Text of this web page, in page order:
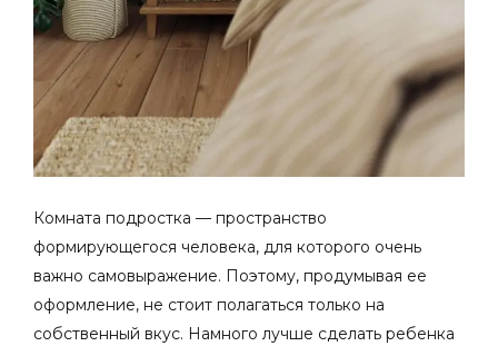
Комната подростка — пространство
формирующегося человека, для которого очень
важно самовыражение. Поэтому, продумывая ее
оформление, не стоит полагаться только на
собственный вкус. Намного лучше сделать ребенка